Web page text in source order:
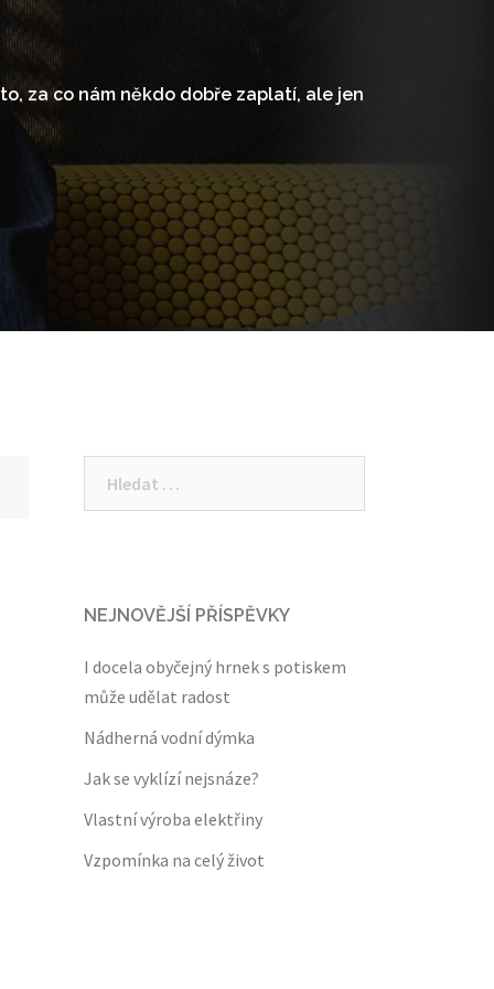
za co nám někdo dobře zaplatí, ale jen
NEJNOVĚJŠÍ PŘÍSPĚVKY
I docela obyčejný hrnek s potiskem
může udělat radost
Nádherná vodní dýmka
Jak se vyklízí nejsnáze?
Vlastní výroba elektřiny
Vzpomínka na celý život